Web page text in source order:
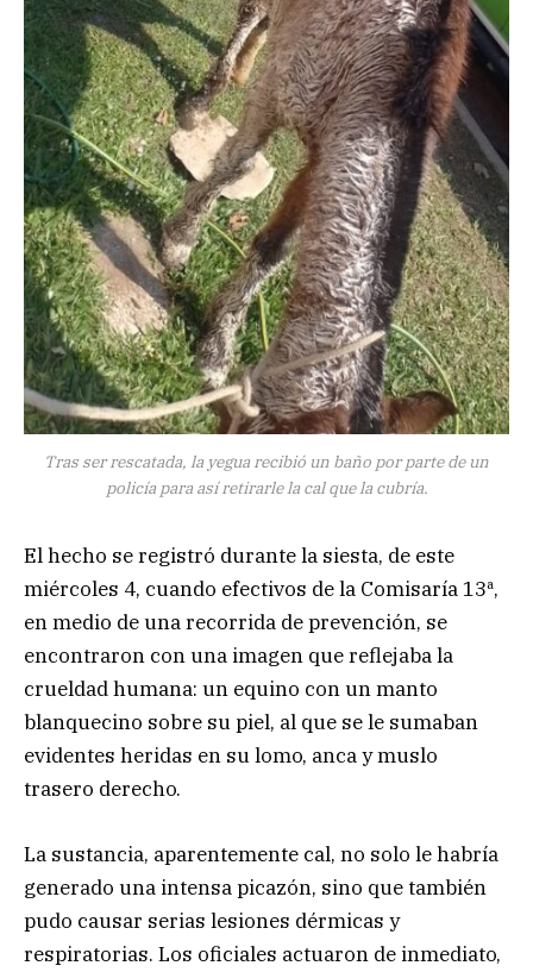
Tras ser rescatada, la yegua recibió un baño por parte de un
policía para así retirarle la cal que la cubría.
El hecho se registró durante la siesta, de este
miércoles 4, cuando efectivos de la Comisaría 13ª,
en medio de una recorrida de prevención, se
encontraron con una imagen que reflejaba la
crueldad humana: un equino con un manto
blanquecino sobre su piel, al que se le sumaban
evidentes heridas en su lomo, anca y muslo
trasero derecho.
La sustancia, aparentemente cal, no solo le habría
generado una intensa picazón, sino que también
pudo causar serias lesiones dérmicas y
respiratorias. Los oficiales actuaron de inmediato,